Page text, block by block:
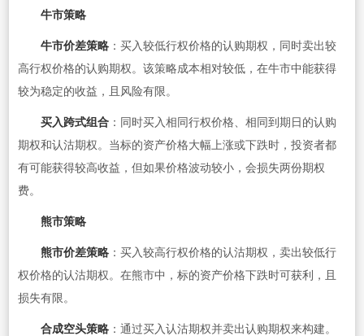
牛市策略
牛市价差策略：买入较低行权价格的认购期权，同时卖出较
高行权价格的认购期权。该策略成本相对较低，在牛市中能获得
较为稳定的收益，且风险有限。
买入跨式组合：同时买入相同行权价格、相同到期日的认购
期权和认沽期权。当标的资产价格大幅上涨或下跌时，投资者都
有可能获得较高收益，但如果价格波动较小，会损失两份期权
费。
熊市策略
熊市价差策略：买入较高行权价格的认沽期权，卖出较低行
权价格的认沽期权。在熊市中，标的资产价格下跌时可获利，且
损失有限。
合成空头策略：通过买入认沽期权并卖出认购期权来构建。